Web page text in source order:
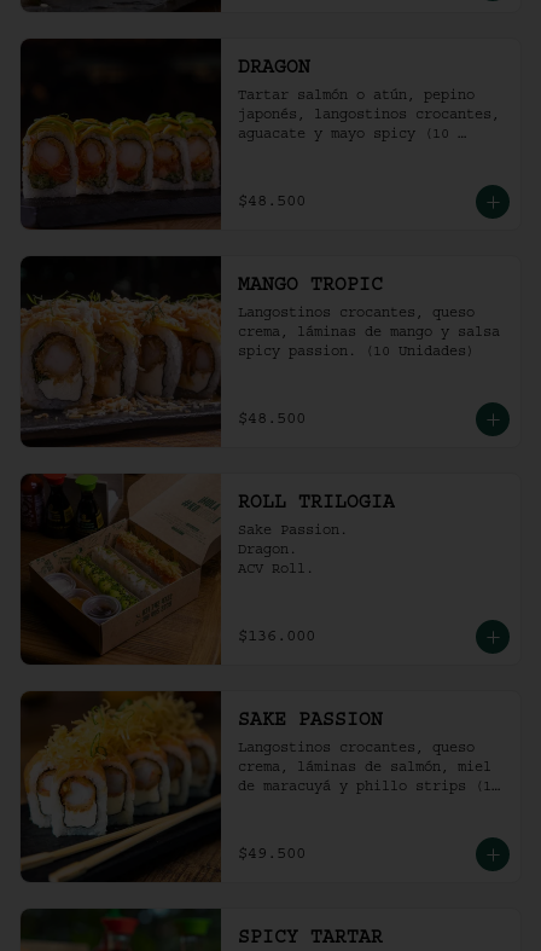
DRAGON
Tartar salmón o atún, pepino
japonés, langostinos crocantes,
aguacate y mayo spicy (10
$48.500
MANGO TROPIC
Langostinos crocantes, queso
crema, láminas de mango y salsa
spicy passion. (10 Unidades)
$48.500
ROLL TRILOGIA
Sake Passion.
Dragon.
ACV Roll.
$136.000
SAKE PASSION
Langostinos crocantes, queso
crema, láminas de salmón, miel
de maracuyá y phillo strips (10
$49.500
SPICY TARTAR